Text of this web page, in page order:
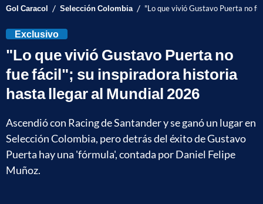
Gol Caracol / Selección Colombia / "Lo que vivió Gustavo Puerta no
Exclusivo
"Lo que vivió Gustavo Puerta no
fue fácil"; su inspiradora historia
hasta llegar al Mundial 2026
Ascendió con Racing de Santander y se ganó un lugar en
Selección Colombia, pero detrás del éxito de Gustavo
Puerta hay una 'fórmula', contada por Daniel Felipe
Muñoz.